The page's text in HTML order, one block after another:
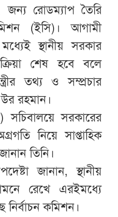
জন্য রোডম্যাপ তৈরি
(ইসি)। আগামী
স্থানীয় সরকার
শেষ হবে বলে
তথ্য ও সম্প্রচার
রহমান।
সরকারের
নিয়ে সাপ্তাহিক
তিনি।
জানান, স্থানীয়
রেখে এরইমধ্যে
কমিশন।